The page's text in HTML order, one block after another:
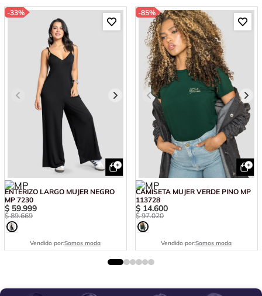
-33%
ENTERIZO LARGO MUJER NEGRO
MP 7230
$ 59.999
$ 89.669
Vendido por:Somos moda
-85%
CAMISETA MUJER VERDE PINO MP
113728
$ 14.600
$ 97.020
Vendido por:Somos moda